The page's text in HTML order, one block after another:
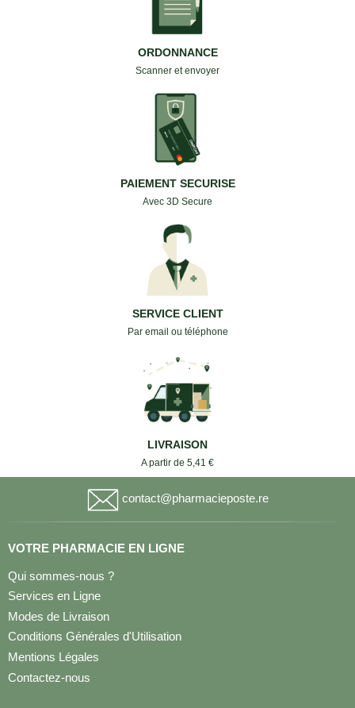
ORDONNANCE
Scanner et envoyer
PAIEMENT SECURISE
Avec 3D Secure
SERVICE CLIENT
Par email ou téléphone
LIVRAISON
A partir de 5,41 €
contact@pharmacieposte.re
VOTRE PHARMACIE EN LIGNE
Qui sommes-nous ?
Services en Ligne
Modes de Livraison
Conditions Générales d'Utilisation
Mentions Légales
Contactez-nous